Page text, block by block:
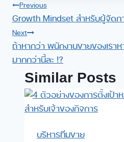
Post
navigation
Previous
Growth Mindset สำหรับผู้จัดก
Next
ถ้าหากว่า พนักงานขายของเรา
มากกว่านี้ละ !?
Similar Posts
บริหารทีมขาย